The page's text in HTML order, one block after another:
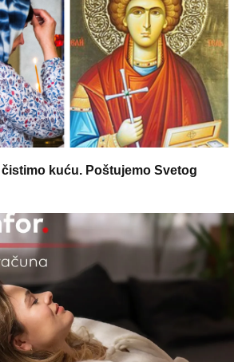
čistimo kuću. Poštujemo Svetog